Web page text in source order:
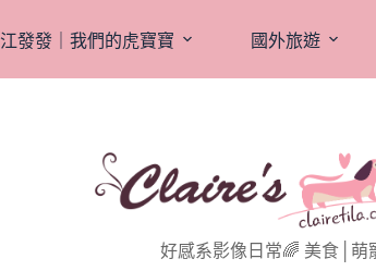
江發發｜我們的虎寶寶 國外旅遊
好感系影像日常🌈 美食│